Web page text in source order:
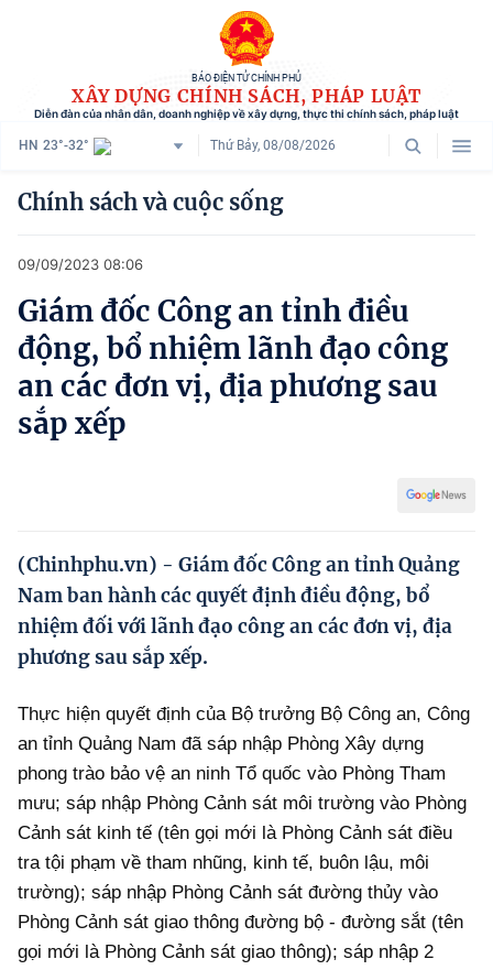
BÁO ĐIỆN TỬ CHÍNH PHỦ
XÂY DỰNG CHÍNH SÁCH, PHÁP LUẬT
Diễn đàn của nhân dân, doanh nghiệp về xây dựng, thực thi chính sách, pháp luật
HN 23°-32° Thứ Bảy, 08/08/2026
Danh mục
Tham vấn chính sách
Người dân góp ý
Doanh nghiệp hiến kế
Phát triển kinh tế tư nhân và doanh nghiệp dân tộc
Ocop và chuỗi giá trị Nông sản
Kinh tế tư nhân
Video
Chính sách và cuộc sống
09/09/2023 08:06
Giám đốc Công an tỉnh điều
động, bổ nhiệm lãnh đạo công
an các đơn vị, địa phương sau
sắp xếp
(Chinhphu.vn) - Giám đốc Công an tỉnh Quảng
Nam ban hành các quyết định điều động, bổ
nhiệm đối với lãnh đạo công an các đơn vị, địa
phương sau sắp xếp.
Thực hiện quyết định của Bộ trưởng Bộ Công an, Công
an tỉnh Quảng Nam đã sáp nhập Phòng Xây dựng
phong trào bảo vệ an ninh Tổ quốc vào Phòng Tham
mưu; sáp nhập Phòng Cảnh sát môi trường vào Phòng
Cảnh sát kinh tế (tên gọi mới là Phòng Cảnh sát điều
tra tội phạm về tham nhũng, kinh tế, buôn lậu, môi
trường); sáp nhập Phòng Cảnh sát đường thủy vào
Phòng Cảnh sát giao thông đường bộ - đường sắt (tên
gọi mới là Phòng Cảnh sát giao thông); sáp nhập 2